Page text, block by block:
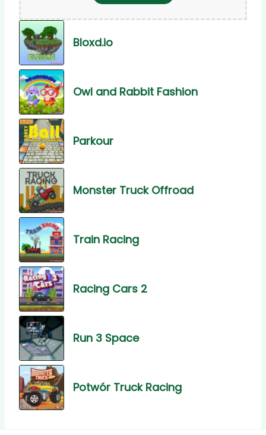
Bloxd.io
Owl and Rabbit Fashion
Parkour
Monster Truck Offroad
Train Racing
Racing Cars 2
Run 3 Space
Potwór Truck Racing